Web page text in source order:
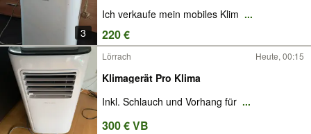
3
Ich verkaufe mein mobiles Klim ...
220 €
Lörrach Heute, 00:15
Klimagerät Pro Klima
Inkl. Schlauch und Vorhang für ...
300 € VB